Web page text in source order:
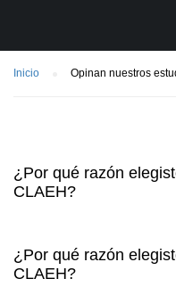
Inicio Opinan nuestros
¿Por qué razón
CLAEH?
¿Por qué razón
CLAEH?